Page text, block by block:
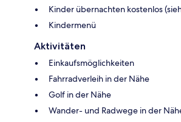
Kinder übernachten kostenlos
Kindermenü
Aktivitäten
Einkaufsmöglichkeiten
Fahrradverleih in der Nähe
Golf in der Nähe
Wander- und Radwege in der